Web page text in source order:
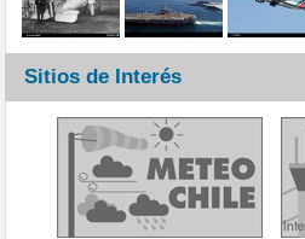
Sitios de Interés